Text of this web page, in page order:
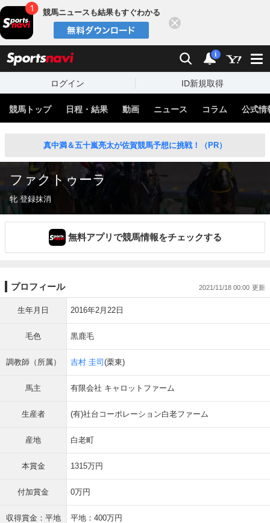
競馬ニュースも結果もすぐわかる
検索 通知
i
ログイン ID新規取得
競馬トップ 日程・結果 動画 ニュース コラム 公式情
真中満＆五十嵐亮太が佐賀競馬予想に挑戦！（PR）
ファクトゥーラ
牝 登録抹消
無料アプリで競馬情報をチェックする
プロフィール 2021/11/18 00:00
生年月日 2016年2月22日
毛色 黒鹿毛
調教師（所属） 吉村 圭司 (栗東)
馬主 有限会社 キャロットファーム
生産者 (有)社台コーポレーション白老ファーム
産地 白老町
本賞金 1315万円
付加賞金 0万円
収得賞金：平地 平地：400万円